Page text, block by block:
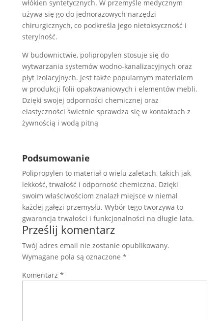
włókien syntetycznych. W przemyśle medycznym
używa się go do jednorazowych narzędzi
chirurgicznych, co podkreśla jego nietoksyczność i
sterylność​.
W budownictwie, polipropylen stosuje się do
wytwarzania systemów wodno-kanalizacyjnych oraz
płyt izolacyjnych. Jest także popularnym materiałem
w produkcji folii opakowaniowych i elementów mebli.
Dzięki swojej odporności chemicznej oraz
elastyczności świetnie sprawdza się w kontaktach z
żywnością i wodą pitną​
Podsumowanie
Polipropylen to materiał o wielu zaletach, takich jak
lekkość, trwałość i odporność chemiczna. Dzięki
swoim właściwościom znalazł miejsce w niemal
każdej gałęzi przemysłu. Wybór tego tworzywa to
gwarancja trwałości i funkcjonalności na długie lata.
Prześlij komentarz
Twój adres email nie zostanie opublikowany.
Wymagane pola są oznaczone *
Komentarz *